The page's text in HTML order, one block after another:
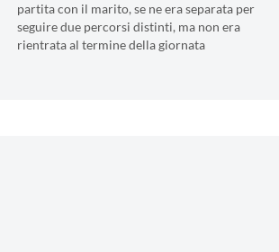
partita con il marito, se ne era separata per
seguire due percorsi distinti, ma non era
rientrata al termine della giornata